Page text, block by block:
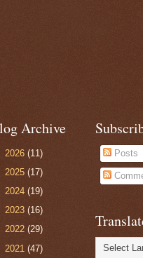
Archive
2026 (11)
2025 (17)
2024 (19)
2023 (16)
2022 (29)
2021 (47)
Posts